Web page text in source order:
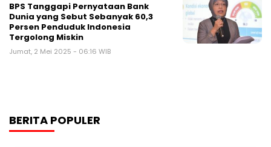
BPS Tanggapi Pernyataan Bank
Dunia yang Sebut Sebanyak 60,3
Persen Penduduk Indonesia
Tergolong Miskin
Jumat, 2 Mei 2025 - 06:16 WIB
BERITA POPULER